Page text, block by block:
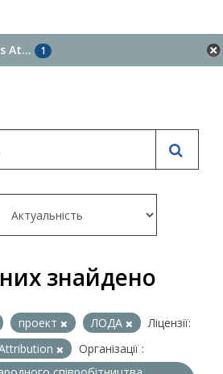
At... 1
знайдено
проект ЛОДА
Ліцензії:
Організації :